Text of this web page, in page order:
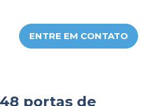
ENTRE EM CONTATO
portas de